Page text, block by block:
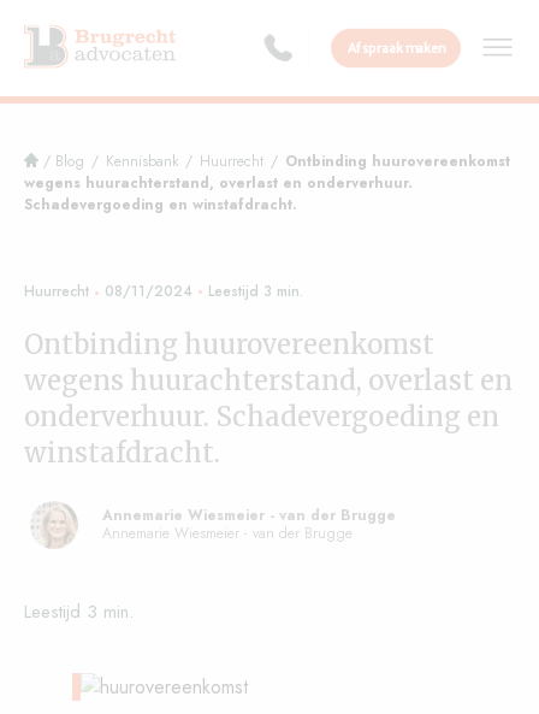
/ Blog / Kennisbank / Huurrecht / Ontbinding huurovereenkomst
wegens huurachterstand, overlast en onderverhuur.
Schadevergoeding en winstafdracht.
Huurrecht 08/11/2024
Ontbinding huurovereenkomst
wegens huurachterstand, overlast en
onderverhuur. Schadevergoeding en
winstafdracht.
Annemarie Wiesmeier - van der Brugge
Annemarie Wiesmeier - van der Brugge
Afspraak maken